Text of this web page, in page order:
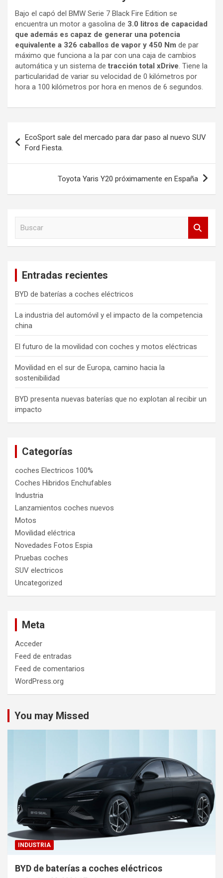
Bajo el capó del BMW Serie 7 Black Fire Edition se
encuentra un motor a gasolina de 3.0 litros de capacidad
que además es capaz de generar una potencia
equivalente a 326 caballos de vapor y 450 Nm de par
máximo que funciona a la par con una caja de cambios
automática y un sistema detracción total xDrive. Tiene la
particularidad de variar su velocidad de 0 kilómetros por
hora a 100 kilómetros por hora en menos de 6 segundos.
de
entradas
EcoSport sale del mercado para dar paso al nuevo SUV
Ford Fiesta.
Toyota Yaris Y20 próximamente en España
Entradas recientes
BYD de baterías a coches eléctricos
La industria del automóvil y el impacto de la competencia
china
El futuro de la movilidad con coches y motos eléctricas
Movilidad en el sur de Europa, camino hacia la
sostenibilidad
BYD presenta nuevas baterías que no explotan al recibir un
impacto
Categorías
coches Electricos 100%
Coches Hibridos Enchufables
Industria
Lanzamientos coches nuevos
Motos
Movilidad eléctrica
Novedades Fotos Espia
Pruebas coches
SUV electricos
Uncategorized
Meta
Acceder
Feed de entradas
Feed de comentarios
WordPress.org
You may Missed
INDUSTRIA
BYD de baterías a coches eléctricos